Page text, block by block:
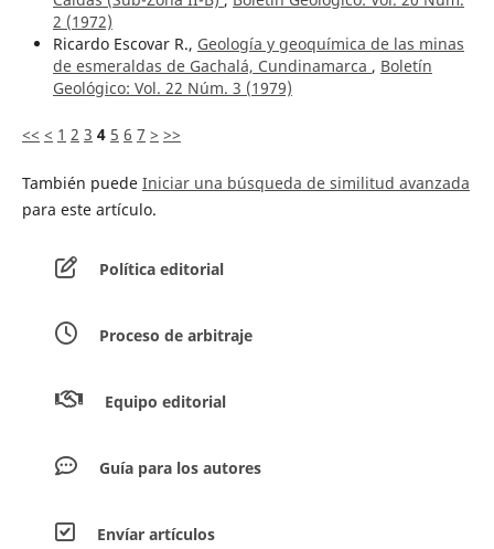
2 (1972)
Ricardo Escovar R., Geología y geoquímica de las minas
de esmeraldas de Gachalá, Cundinamarca , Boletín
Geológico: Vol. 22 Núm. 3 (1979)
<< < 1 2 3 4 5 6 7 > >>
También puede Iniciar una búsqueda de similitud avanzada
para este artículo.
Política editorial
Proceso de arbitraje
Equipo editorial
Guía para los autores
Envíar artículos